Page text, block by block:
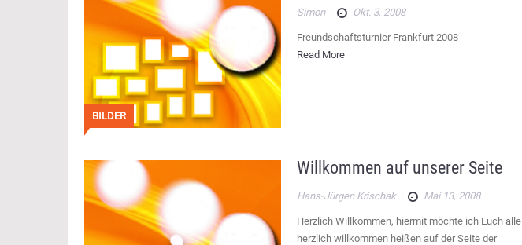
BILDER
Simon| Okt. 3, 2008
Freundschaftsturnier Frankfurt 2008
Read More
Willkommen auf unserer Seite
Hans-Jürgen Krischak| Mai 13, 2008
Herzlich Willkommen, hiermit möchte ich Euch alle
herzlich willkommen heißen auf der Seite der